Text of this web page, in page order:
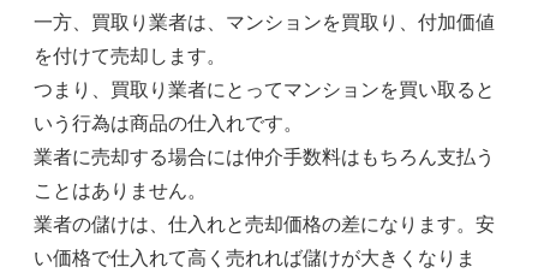
一方、買取り業者は、マンションを買取り、付加価値
を付けて売却します。
つまり、買取り業者にとってマンションを買い取ると
いう行為は商品の仕入れです。
業者に売却する場合には仲介手数料はもちろん支払う
ことはありません。
業者の儲けは、仕入れと売却価格の差になります。安
い価格で仕入れて高く売れれば儲けが大きくなりま